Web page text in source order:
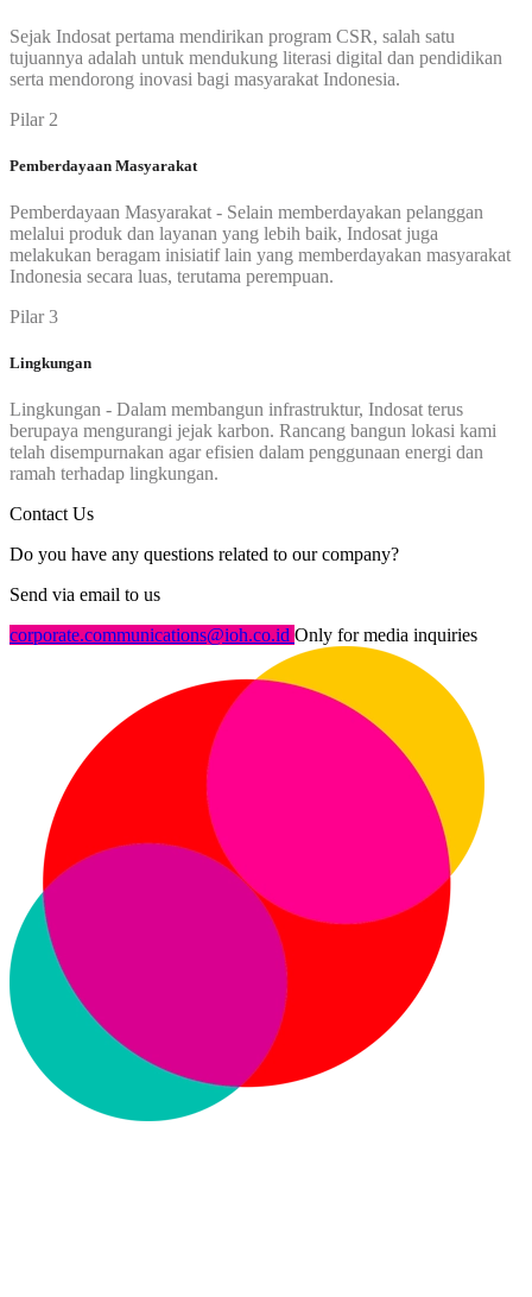
Sejak Indosat pertama mendirikan program CSR, salah satu
tujuannya adalah untuk mendukung literasi digital dan pendidikan
serta mendorong inovasi bagi masyarakat Indonesia.
Pilar 2
Pemberdayaan Masyarakat
Pemberdayaan Masyarakat - Selain memberdayakan pelanggan
melalui produk dan layanan yang lebih baik, Indosat juga
melakukan beragam inisiatif lain yang memberdayakan masyarakat
Indonesia secara luas, terutama perempuan.
Pilar 3
Lingkungan
Lingkungan - Dalam membangun infrastruktur, Indosat terus
berupaya mengurangi jejak karbon. Rancang bangun lokasi kami
telah disempurnakan agar efisien dalam penggunaan energi dan
ramah terhadap lingkungan.
Contact Us
Do you have any questions related to our company?
Send via email to us
corporate.communications@ioh.co.id Only for media inquiries